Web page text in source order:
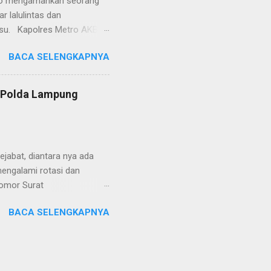
lalulintas dan
Kapolres Metro AKBP
Taqwa, Jalan AH
Polres Metro
tepatnya di TL Taqwa
bongkar muat tepung
BACA SELENGKAPNYA
Lampung
diantara nya ada
rotasi dan
Surat
tersebut ada
dimutasikan sebagai
BACA SELENGKAPNYA